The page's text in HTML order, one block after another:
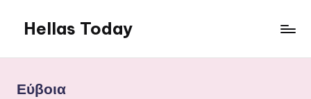
Μετάβαση
περιεχόμενο
Hellas Today
Εύβοια